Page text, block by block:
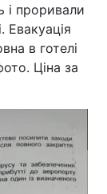
і проривали
Евакуація
в готелі
Ціна за